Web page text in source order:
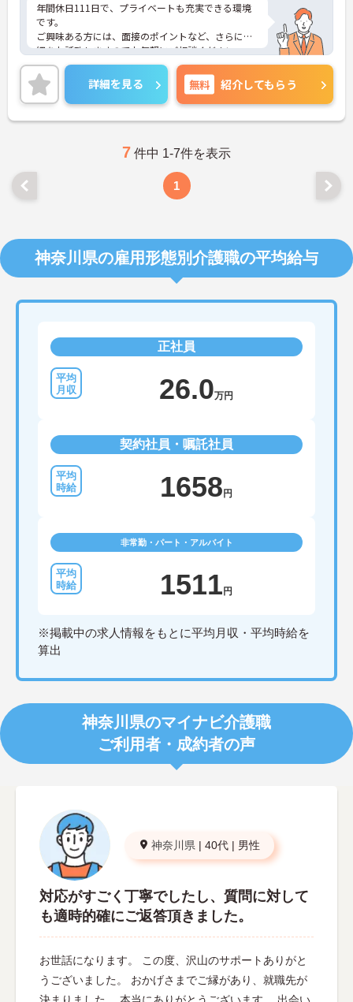
年間休日111日で、プライベートも充実できる環境
です。
ご興味ある方には、面接のポイントなど、さらに詳
細をお話致しますのでお気軽にご相談ください。
詳細を見る 無料 紹介してもらう
7 件中 1-7件を表示
1
神奈川県の雇用形態別介護職の平均給与
正社員
26.0万円
契約社員・嘱託社員
1658 円
非常勤・パート・アルバイト
1511 円
※掲載中の求人情報をもとに平均月収・平均時給を
算出
神奈川県のマイナビ介護職
ご利用者・成約者の声
神奈川県 | 40代 | 男性
対応がすごく丁寧でしたし、質問に対して
も適時的確にご返答頂きました。
お世話になります。 この度、沢山のサポートありがと
うございました。 おかげさまでご縁があり、就職先が